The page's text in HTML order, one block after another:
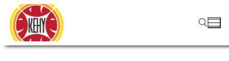
Hyppää
sisältöön